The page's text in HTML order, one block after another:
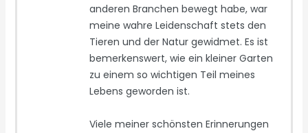
anderen Branchen bewegt habe, war
meine wahre Leidenschaft stets den
Tieren und der Natur gewidmet. Es ist
bemerkenswert, wie ein kleiner Garten
zu einem so wichtigen Teil meines
Lebens geworden ist.
Viele meiner schönsten Erinnerungen